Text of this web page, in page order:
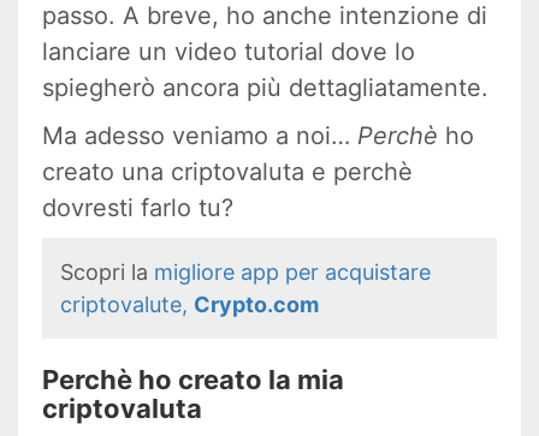
passo. A breve, ho anche intenzione di
lanciare un video tutorial dove lo
spiegherò ancora più dettagliatamente.
Ma adesso veniamo a noi… Perchè ho
creato una criptovaluta e perchè
dovresti farlo tu?
Scopri la migliore app per acquistare
criptovalute, Crypto.com
Perchè ho creato la mia
criptovaluta